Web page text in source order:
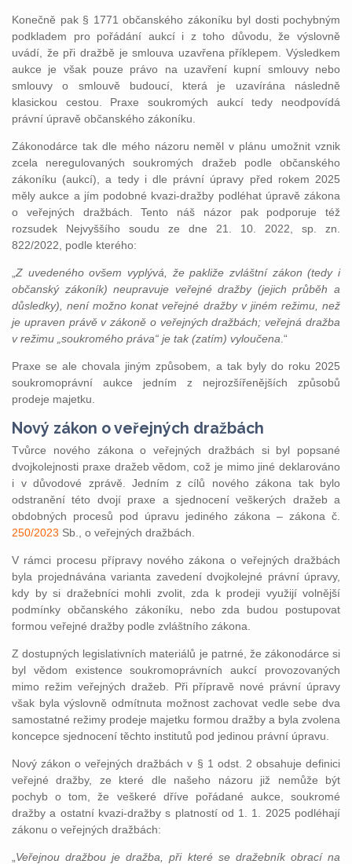
Konečně pak § 1771 občanského zákoníku byl dosti pochybným
podkladem pro pořádání aukcí i z toho důvodu, že výslovně
uvádí, že při dražbě je smlouva uzavřena příklepem. Výsledkem
aukce je však pouze právo na uzavření kupní smlouvy nebo
smlouvy o smlouvě budoucí, která je uzavírána následně
klasickou cestou. Praxe soukromých aukcí tedy neodpovídá
právní úpravě občanského zákoníku.
Zákonodárce tak dle mého názoru neměl v plánu umožnit vznik
zcela neregulovaných soukromých dražeb podle občanského
zákoníku (aukcí), a tedy i dle právní úpravy před rokem 2025
měly aukce a jím podobné kvazi-dražby podléhat úpravě zákona
o veřejných dražbách. Tento náš názor pak podporuje též
rozsudek Nejvyššího soudu ze dne 21. 10. 2022, sp. zn.
822/2022, podle kterého:
Z uvedeného ovšem vyplývá, že pakliže zvláštní zákon (tedy i
občanský zákoník) neupravuje veřejné dražby (jejich průběh a
důsledky), není možno konat veřejné dražby v jiném režimu, než
je upraven právě v zákoně o veřejných dražbách; veřejná dražba
v režimu „soukromého práva“ je tak (zatím) vyloučena .“
Praxe se ale chovala jiným způsobem, a tak byly do roku 2025
soukromoprávní aukce jedním z nejrozšířenějších způsobů
prodeje majetku.
Nový zákon o veřejných dražbách
Tvůrce nového zákona o veřejných dražbách si byl popsané
dvojkolejnosti praxe dražeb vědom, což je mimo jiné deklarováno
i v důvodové zprávě. Jedním z cílů nového zákona tak bylo
odstranění této dvojí praxe a sjednocení veškerých dražeb a
obdobných procesů pod úpravu jediného zákona – zákona č.
250/2023 Sb., o veřejných dražbách.
V rámci procesu přípravy nového zákona o veřejných dražbách
byla projednávána varianta zavedení dvojkolejné právní úpravy,
kdy by si dražebníci mohli zvolit, zda k prodeji využijí volnější
podmínky občanského zákoníku, nebo zda budou postupovat
formou veřejné dražby podle zvláštního zákona.
Z dostupných legislativních materiálů je patrné, že zákonodárce si
byl vědom existence soukromoprávních aukcí provozovaných
mimo režim veřejných dražeb. Při přípravě nové právní úpravy
však byla výslovně odmítnuta možnost zachovat vedle sebe dva
samostatné režimy prodeje majetku formou dražby a byla zvolena
koncepce sjednocení těchto institutů pod jedinou právní úpravu.
Nový zákon o veřejných dražbách v § 1 odst. 2 obsahuje definici
veřejné dražby, ze které dle našeho názoru již nemůže být
pochyb o tom, že veškeré dříve pořádané aukce, soukromé
dražby a ostatní kvazi-dražby s platností od 1. 1. 2025 podléhají
zákonu o veřejných dražbách:
Veřejnou dražbou je dražba, při které se dražebník obrací na